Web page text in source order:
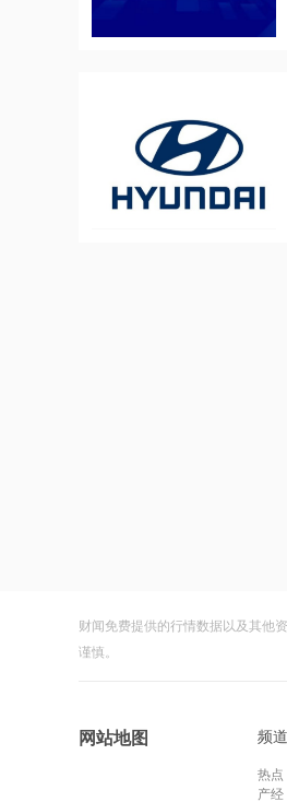
财闻免费提供的行情数据以及其他
谨慎。
网站地图 频
热点
产经